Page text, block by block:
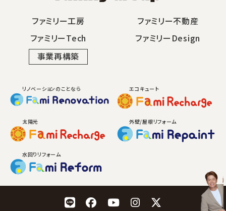
ファミリー工房
ファミリー不動産
ファミリーTech
ファミリーDesign
事業再構築
リノベーションのことなら エコキュート
太陽光 外壁/屋根リフォーム
水回りリフォーム
LINE Facebook
YouTubeInstagram